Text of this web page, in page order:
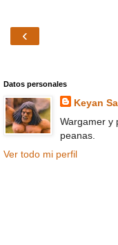
‹
Datos personales
Keyan
Wargamer y
peanas.
Ver todo mi perfil